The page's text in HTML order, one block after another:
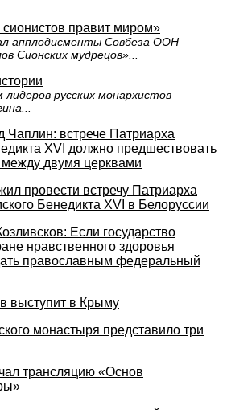
правит миром»
апплодисменты Совбеза ООН
Сионских мудрецов»...
русских монархистов
Чаплин: встрече Патриарха
XVI должно предшествовать
двумя церквами
провести встречу Патриарха
Бенедикта XVI в Белоруссии
Если государство
нравственного здоровья
православным федеральный
выступит в Крыму
монастыря представило три
трансляцию «Основ